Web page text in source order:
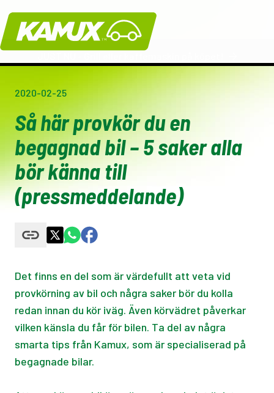
Kamux
2020-02-25
Så här provkör du en
begagnad bil – 5 saker alla
bör känna till
(pressmeddelande)
Det finns en del som är värdefullt att veta vid
provkörning av bil och några saker bör du kolla
redan innan du kör iväg. Även körvädret påverkar
vilken känsla du får för bilen. Ta del av några
smarta tips från Kamux, som är specialiserad på
begagnade bilar.